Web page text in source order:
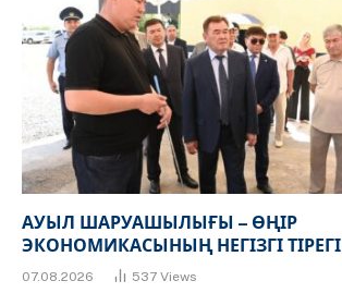
АУЫЛ ШАРУАШЫЛЫҒЫ – ӨҢІР
ЭКОНОМИКАСЫНЫҢ НЕГІЗГІ ТІРЕГІ
07.08.2026 537 Views